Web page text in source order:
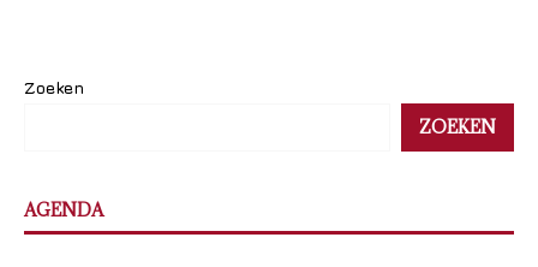
Zoeken
ZOEKEN
AGENDA